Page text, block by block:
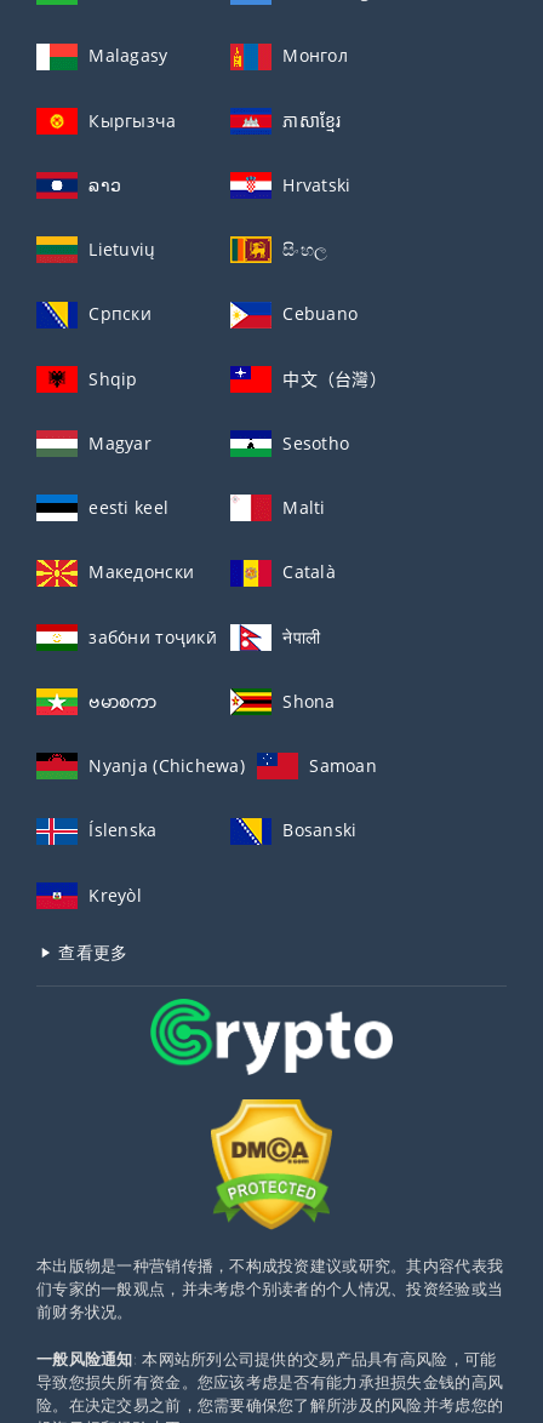
Malagasy Монгол
Кыргызча ភាសាខ្មែរ
ລາວ Hrvatski
Lietuvių සිංහල
Српски Cebuano
Shqip 中文（台灣）
Magyar Sesotho
eesti keel Malti
Македонски Català
забо́ни тоҷикӣ́ नेपाली
ဗမာစကာ Shona
Nyanja (Chichewa) Samoan
Íslenska Bosanski
Kreyòl
查看更多
本出版物是一种营销传播，不构成投资建议或研究。其内容代表我
们专家的一般观点，并未考虑个别读者的个人情况、投资经验或当
前财务状况。
一般风险通知: 本网站所列公司提供的交易产品具有高风险，可能
导致您损失所有资金。您应该考虑是否有能力承担损失金钱的高风
险。在决定交易之前，您需要确保您了解所涉及的风险并考虑您的